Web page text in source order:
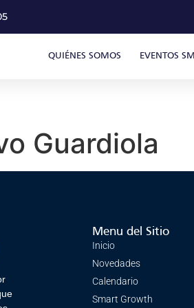
QUIÉNES SOMOS EVENTOS SM
Guardiola
Menu del Sitio
Inicio
Novedades
Calendario
Smart Growth